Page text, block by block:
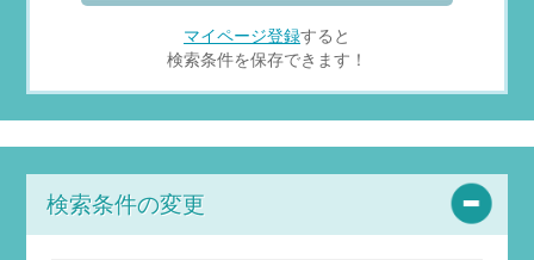
マイページ登録すると
検索条件を保存できます！
検索条件の変更